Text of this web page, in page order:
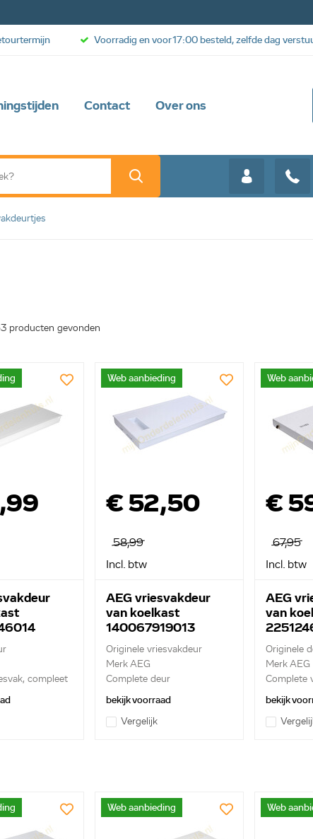
Contact Over ons
Voorradig en voor 17:00 besteld, zelfde dag
producten gevonden
compleet
Web aanbieding
€ 52,50
58,99
Incl. btw
AEG vriesvakdeur
van koelkast
140067919013
Originele vriesvakdeur
Merk AEG
Complete deur
bekijk voorraad
Vergelijk
Web
€
67,95
Incl. btw
AEG
van
Originele
Merk AEG
Complete
bekijk
Web aanbieding Web